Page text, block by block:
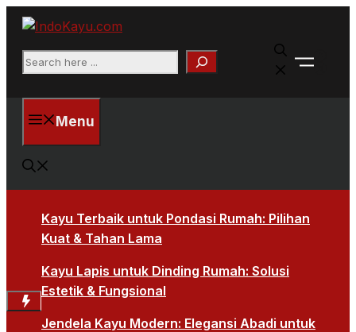
Skip
content
Search
X
Menu
Kayu Terbaik untuk Pondasi Rumah: Pilihan
Kuat & Tahan Lama
Kayu Lapis untuk Dinding Rumah: Solusi
Estetik & Fungsional
Jendela Kayu Modern: Elegansi Abadi untuk